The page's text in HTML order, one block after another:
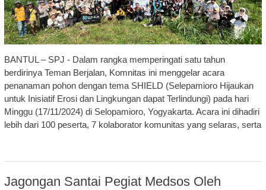
BANTUL – SPJ - Dalam rangka memperingati satu tahun
berdirinya Teman Berjalan, Komnitas ini menggelar acara
penanaman pohon dengan tema SHIELD (Selepamioro Hijaukan
untuk Inisiatif Erosi dan Lingkungan dapat Terlindungi) pada hari
Minggu (17/11/2024) di Selopamioro, Yogyakarta. Acara ini dihadiri
lebih dari 100 peserta, 7 kolaborator komunitas yang selaras, serta
Jagongan Santai Pegiat Medsos Oleh